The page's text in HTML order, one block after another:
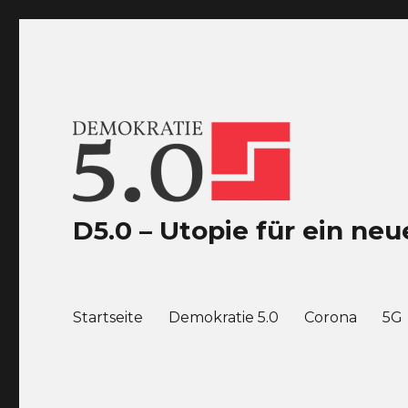
D5.0 – Utopie für ein
Startseite Demokratie 5.0 Corona 5G